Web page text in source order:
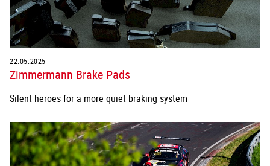
22.05.2025
Zimmermann Brake Pads
Silent heroes for a more quiet braking system